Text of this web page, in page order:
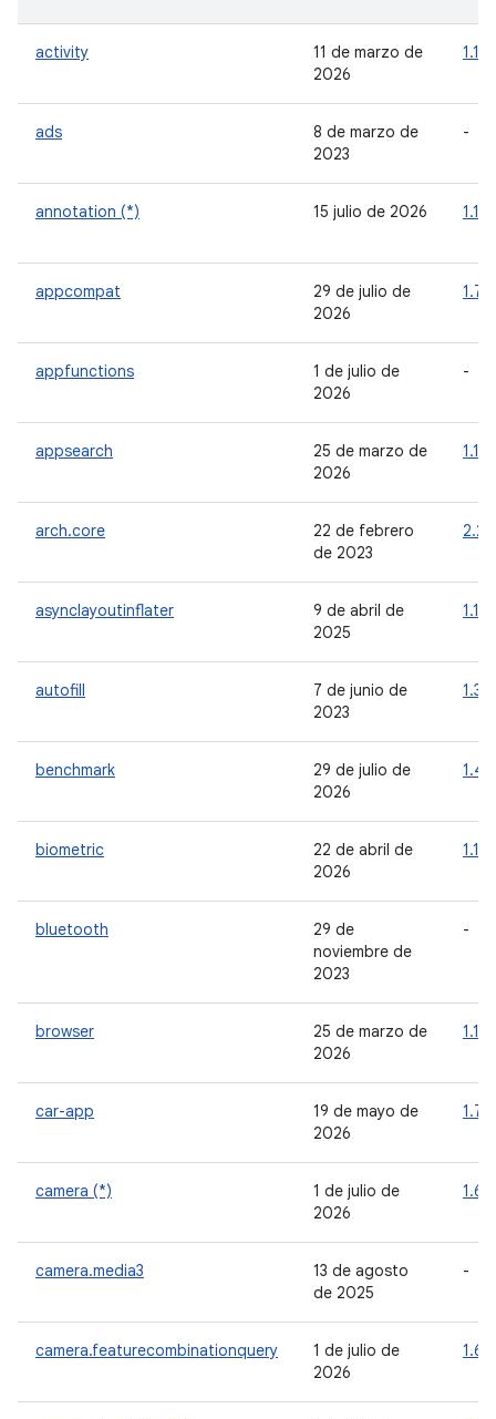
activity
11 de marzo de
2026
ads
8 de marzo de
2023
-
annotation (*) 15 julio de 2026
appcompat
29 de julio de
2026
1.7.1
appfunctions
1 de julio de
2026
-
appsearch
25 de marzo de
2026
1.1.0
arch.core
22 de febrero
de 2023
asynclayoutinflater
9 de abril de
2025
1.1.0
autofill
7 de junio de
2023
1.3.0
benchmark
29 de julio de
2026
1.4.1
biometric
22 de abril de
2026
1.1.0
bluetooth
29 de
noviembre de
2023
-
browser
25 de marzo de
2026
car-app
19 de mayo de
2026
1.7.0
camera (*)
1 de julio de
2026
1.6.1
camera.media3
13 de agosto
de 2025
-
camera.featurecombinationquery
1 de julio de
2026
1.6.1